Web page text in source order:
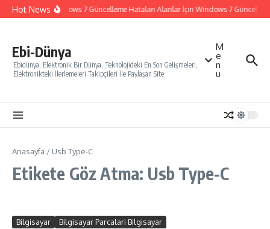
İçeriğe atla
Hot NewsWindows 7 Güncelleme Hataları Alanlar İçin Windows 7
Ebi-Dünya
Ebidünya, Elektronik Bir Dünya, Teknolojideki En Son Gelişmeleri,
Elektronikteki İlerlemeleri Takipçileri İle Paylaşan Site
M
e
n
u
Anasayfa / Usb Type-C
Etikete Göz Atma: Usb Type-C
Bilgisayar Bilgisayar Parcalari Bilgisayar